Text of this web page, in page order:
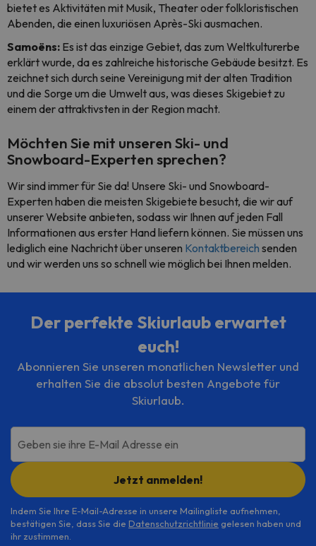
bietet es Aktivitäten mit Musik, Theater oder folkloristischen
Abenden, die einen luxuriösen Après-Ski ausmachen.
Samoëns: Es ist das einzige Gebiet, das zum Weltkulturerbe
erklärt wurde, da es zahlreiche historische Gebäude besitzt. Es
zeichnet sich durch seine Vereinigung mit der alten Tradition
und die Sorge um die Umwelt aus, was dieses Skigebiet zu
einem der attraktivsten in der Region macht.
Möchten Sie mit unseren Ski- und
Snowboard-Experten sprechen?
Wir sind immer für Sie da! Unsere Ski- und Snowboard-
Experten haben die meisten Skigebiete besucht, die wir auf
unserer Website anbieten, sodass wir Ihnen auf jeden Fall
Informationen aus erster Hand liefern können. Sie müssen uns
lediglich eine Nachricht über unseren Kontaktbereich senden
und wir werden uns so schnell wie möglich bei Ihnen melden.
Der perfekte Skiurlaub erwartet
euch!
Abonnieren Sie unseren monatlichen Newsletter und
erhalten Sie die absolut besten Angebote für
Skiurlaub.
Geben sie ihre E-Mail Adresse ein
Jetzt anmelden!
Indem Sie Ihre E-Mail-Adresse in unsere Mailingliste aufnehmen,
bestätigen Sie, dass Sie die Datenschutzrichtlinie gelesen haben und
ihr zustimmen.